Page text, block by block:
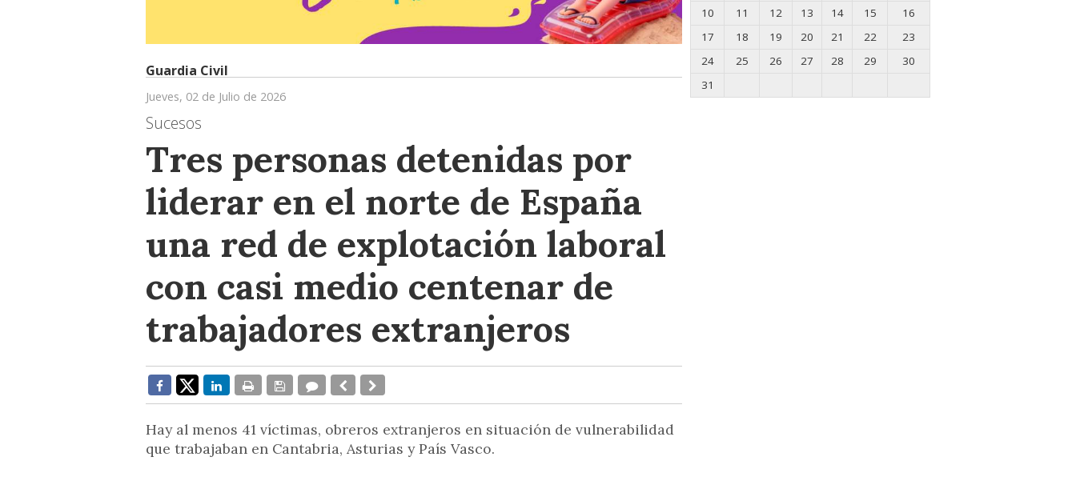
Guardia Civil
Jueves, 02 de Julio de 2026
Sucesos
Tres personas detenidas por
liderar en el norte de España
una red de explotación laboral
con casi medio centenar de
trabajadores extranjeros
Hay al menos 41 víctimas, obreros extranjeros en situación de vulnerabilidad
que trabajaban en Cantabria, Asturias y País Vasco.
10
11 12 13 14 15
16
17
18 19 20 21 22
23
24
25 26 27 28 29
30
31